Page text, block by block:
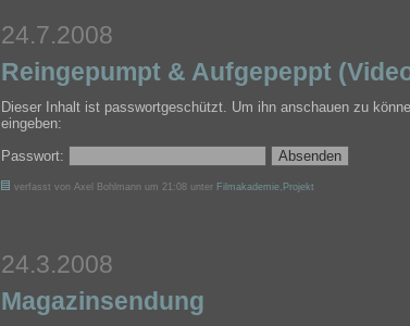
24.7.2008
Reingepumpt & Aufgepeppt
Dieser Inhalt ist passwortgeschützt. Um ihn anschauen zu
eingeben:
Passwort:
verfasst von Axel Bohlmann um 21:08 unter Filmakademie Projekt
24.3.2008
Magazinsendung